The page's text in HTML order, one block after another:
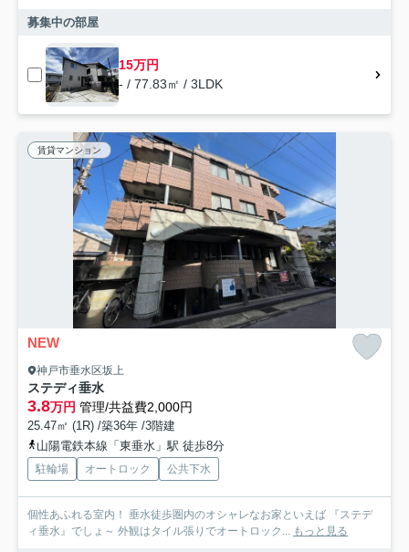
募集中の部屋
15万円
- / 77.83㎡ / 3LDK
賃貸マンション
NEW
神戸市垂水区坂上
ステディ垂水
3.8万円 管理/共益費2,000円
25.47㎡ (1R) /築36年 /3階建
山陽電鉄本線「東垂水」駅 徒歩8分
駐輪場 オートロック 公共下水
個性あふれる室内！ 垂水徒歩圏内のオシャレなお家といえば 『ステデ
ィ垂水』でしょ～ 外観はタイル張りでオートロック... もっと見る